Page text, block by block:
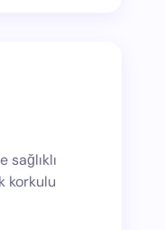
korkulu